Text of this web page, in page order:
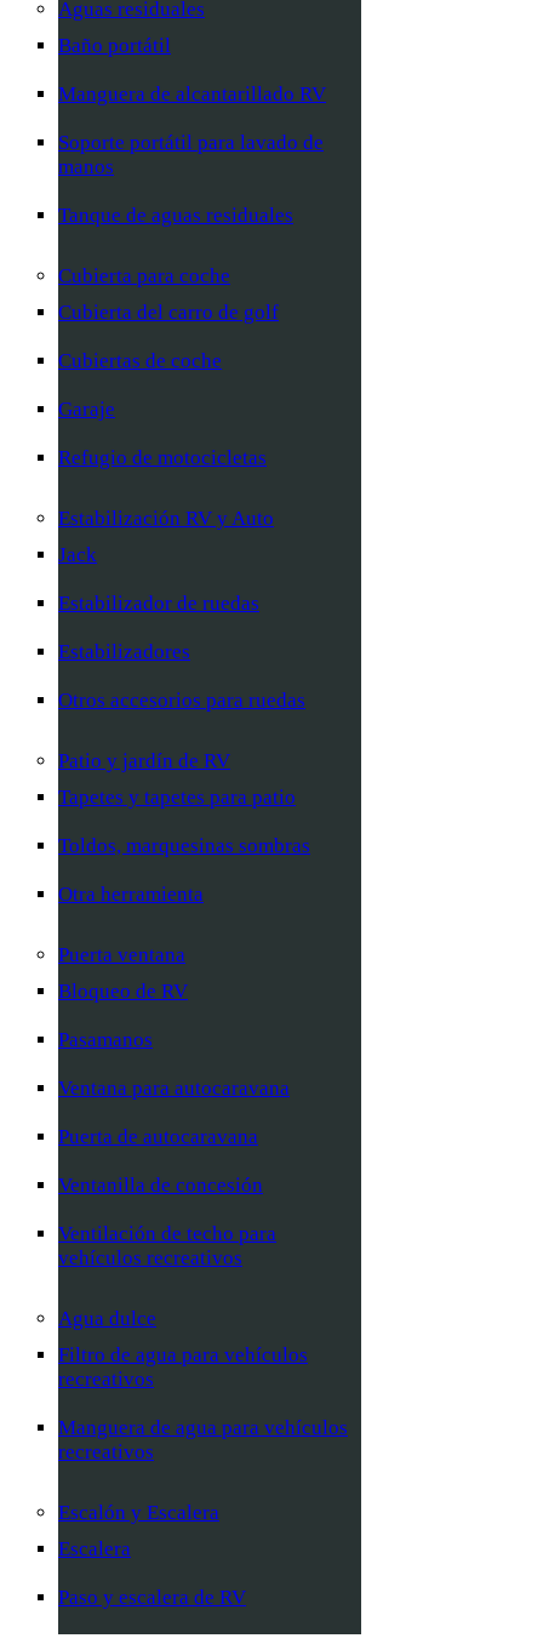
Aguas residuales
Baño portátil
Manguera de alcantarillado RV
Soporte portátil para lavado de
manos
Tanque de aguas residuales
Cubierta para coche
Cubierta del carro de golf
Cubiertas de coche
Garaje
Refugio de motocicletas
Estabilización RV y Auto
Jack
Estabilizador de ruedas
Estabilizadores
Otros accesorios para ruedas
Patio y jardín de RV
Tapetes y tapetes para patio
Toldos, marquesinas sombras
Otra herramienta
Puerta ventana
Bloqueo de RV
Pasamanos
Ventana para autocaravana
Puerta de autocaravana
Ventanilla de concesión
Ventilación de techo para
vehículos recreativos
Agua dulce
Filtro de agua para vehículos
recreativos
Manguera de agua para vehículos
recreativos
Escalón y Escalera
Escalera
Paso y escalera de RV